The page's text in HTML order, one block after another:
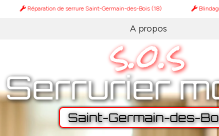
Réparation de serrure Saint-Germain-des-Bois (18) Blindage de
A propos
s.o.s
Serrurier
Saint-Germain-des-